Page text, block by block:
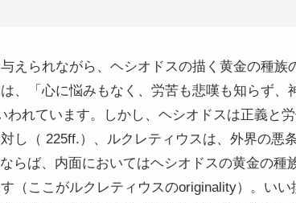
えられながら、ヘシオドスの描く黄金の種族
、「心に悩みもなく、労苦も悲嘆も知らず、
れています。しかし、ヘシオドスは正義と
し（ 225ff.）、ルクレティウスは、外界の悪
らば、内面においてはヘシオドスの黄金の種
（ここがルクレティウスのoriginality）。いい